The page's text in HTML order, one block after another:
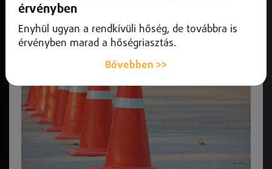
Az M3-as autópályán, a Hajdúnánási pihenő előtt
karbantartási munkákat végeznek.
érvényben
Enyhül ugyan a rendkívüli hőség, de továbbra is
érvényben marad a hőségriasztás.
Bővebben >>